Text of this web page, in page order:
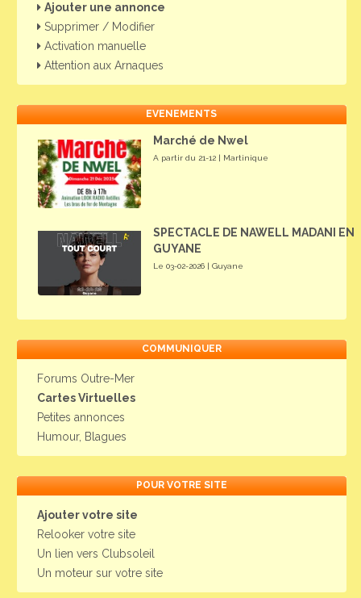
Ajouter une annonce
Supprimer / Modifier
Activation manuelle
Attention aux Arnaques
EVENEMENTS
Marché de Nwel
A partir du 21-12 | Martinique
SPECTACLE DE NAWELL MADANI EN
GUYANE
Le 03-02-2026 | Guyane
COMMUNIQUER
Forums Outre-Mer
Cartes Virtuelles
Petites annonces
Humour, Blagues
POUR VOTRE SITE
Ajouter votre site
Relooker votre site
Un lien vers Clubsoleil
Un moteur sur votre site